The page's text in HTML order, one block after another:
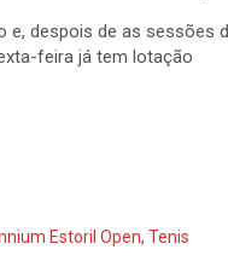
e, despois de as sessões
feira já tem lotação
Estoril Open, Tenis